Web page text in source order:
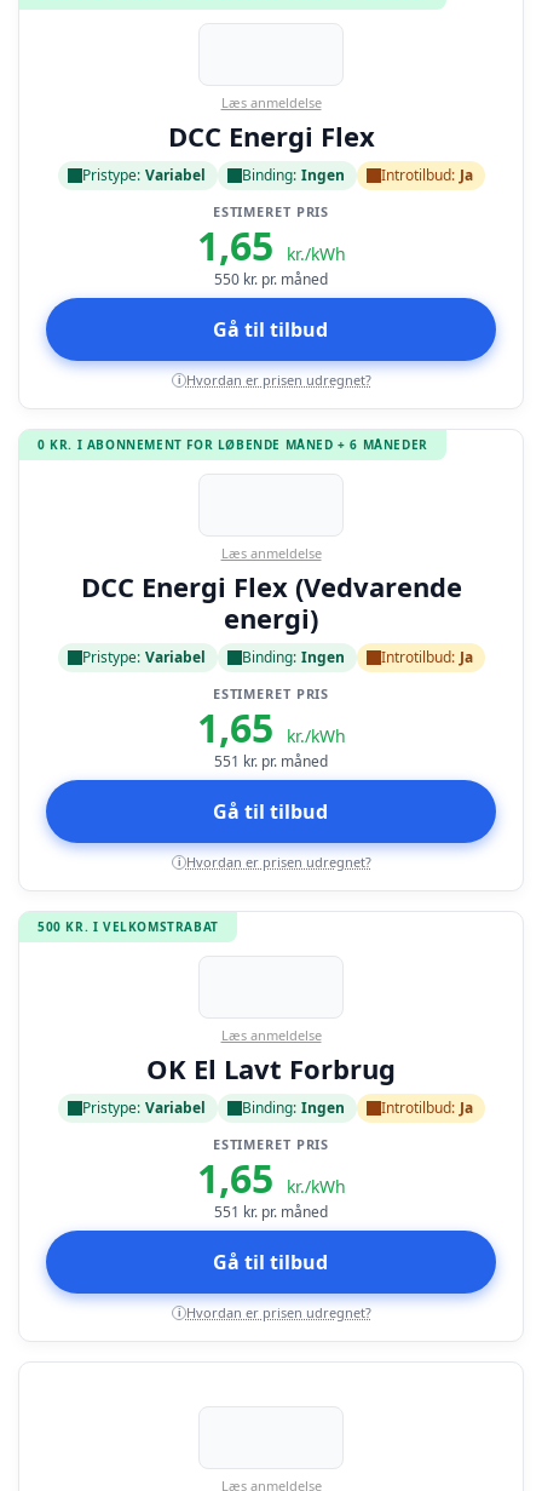
Læs anmeldelse
DCC Energi Flex
Pristype: Variabel Binding: Ingen Introtilbud: Ja
ESTIMERET PRIS
1,65 kr./kWh
550 kr. pr. måned
Gå til tilbud
i Hvordan er prisen udregnet?
0 KR. I ABONNEMENT FOR LØBENDE MÅNED + 6 MÅNEDER
Læs anmeldelse
DCC Energi Flex (Vedvarende
energi)
Pristype: Variabel Binding: Ingen Introtilbud: Ja
ESTIMERET PRIS
1,65 kr./kWh
551 kr. pr. måned
Gå til tilbud
i Hvordan er prisen udregnet?
500 KR. I VELKOMSTRABAT
Læs anmeldelse
OK El Lavt Forbrug
Pristype: Variabel Binding: Ingen Introtilbud: Ja
ESTIMERET PRIS
1,65 kr./kWh
551 kr. pr. måned
Gå til tilbud
i Hvordan er prisen udregnet?
Læs anmeldelse